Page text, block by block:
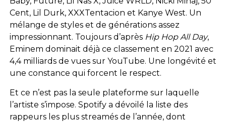
Cent, Lil Durk, XXXTentacion et Kanye West. Un
mélange de styles et de générations assez
impressionnant. Toujours d’après Hip Hop All Day,
Eminem dominait déjà ce classement en 2021 avec
4,4 milliards de vues sur YouTube. Une longévité et
une constance qui forcent le respect.
Et ce n’est pas la seule plateforme sur laquelle
l’artiste s’impose. Spotify a dévoilé la liste des
rappeurs les plus streamés de l’année, dont